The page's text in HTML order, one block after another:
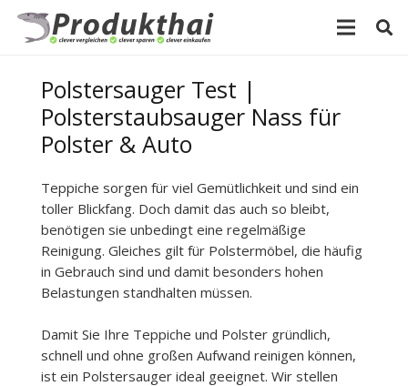
Polstersauger Test |
Polsterstaubsauger Nass für
Polster & Auto
Teppiche sorgen für viel Gemütlichkeit und sind ein
toller Blickfang. Doch damit das auch so bleibt,
benötigen sie unbedingt eine regelmäßige
Reinigung. Gleiches gilt für Polstermöbel, die häufig
in Gebrauch sind und damit besonders hohen
Belastungen standhalten müssen.
Damit Sie Ihre Teppiche und Polster gründlich,
schnell und ohne großen Aufwand reinigen können,
ist ein Polstersauger ideal geeignet. Wir stellen